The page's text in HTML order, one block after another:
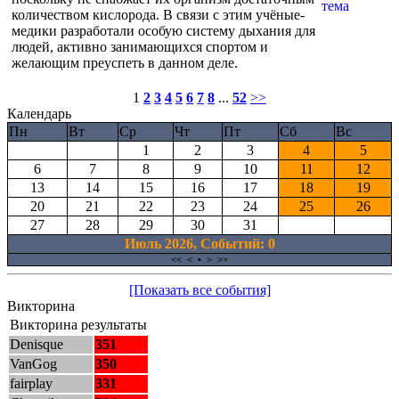
количеством кислорода. В связи с этим учёные-
медики разработали особую систему дыхания для
людей, активно занимающихся спортом и
желающим преуспеть в данном деле.
1 2 3 4 5 6 7 8 ... 52 >>
Календарь
Пн
Вт Ср Чт Пт Сб
Вс
1
2 3 4
5
6
7 8 9 10 11
12
13
14 15 16 17 18
19
20
21 22 23 24 25
26
27
28 29 30
31
Июль 2026, Cобытий: 0
<< < • > >>
[Показать все события]
Викторина
Викторина результаты
Denisque
351
VanGog
350
fairplay
331